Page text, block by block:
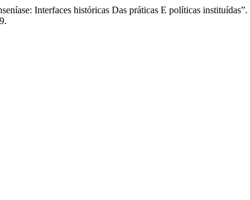
Interfaces históricas Das práticas E políticas instituídas”.